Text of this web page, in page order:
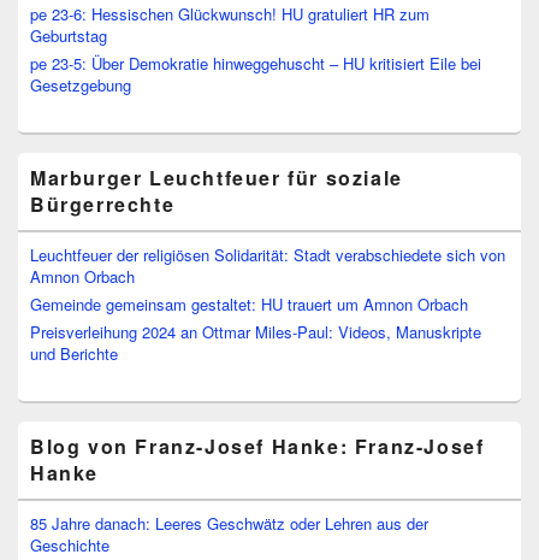
pe 23-6: Hessischen Glückwunsch! HU gratuliert HR zum
Geburtstag
pe 23-5: Über Demokratie hinweggehuscht – HU kritisiert Eile bei
Gesetzgebung
Marburger Leuchtfeuer für soziale
Bürgerrechte
Leuchtfeuer der religiösen Solidarität: Stadt verabschiedete sich von
Amnon Orbach
Gemeinde gemeinsam gestaltet: HU trauert um Amnon Orbach
Preisverleihung 2024 an Ottmar Miles-Paul: Videos, Manuskripte
und Berichte
Blog von Franz-Josef Hanke: Franz-Josef
Hanke
85 Jahre danach: Leeres Geschwätz oder Lehren aus der
Geschichte